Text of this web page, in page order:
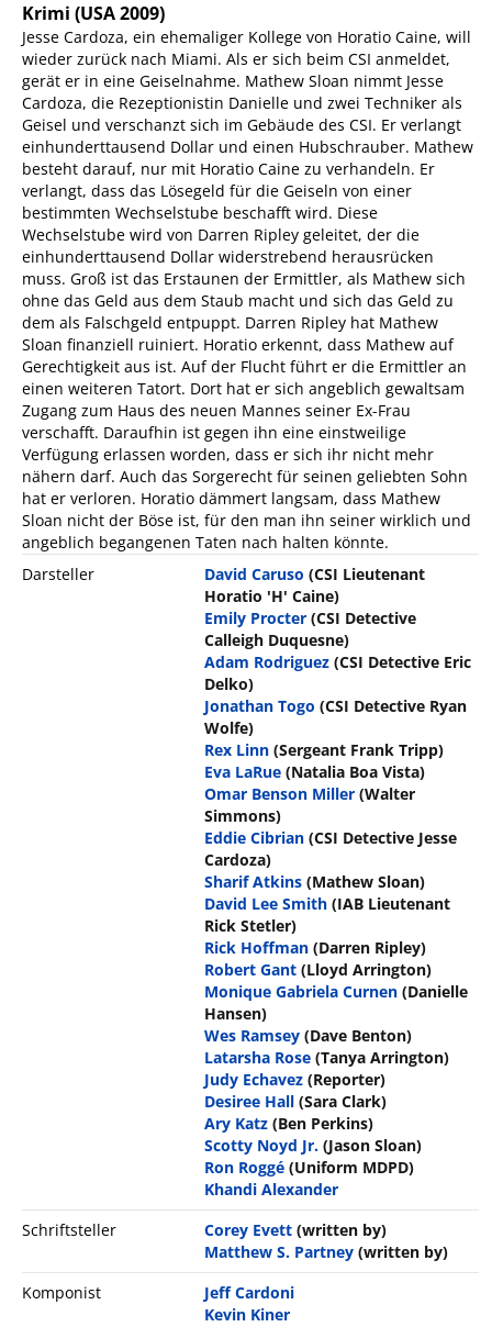
Krimi (USA 2009)
Jesse Cardoza, ein ehemaliger Kollege von Horatio Caine, will
wieder zurück nach Miami. Als er sich beim CSI anmeldet,
gerät er in eine Geiselnahme. Mathew Sloan nimmt Jesse
Cardoza, die Rezeptionistin Danielle und zwei Techniker als
Geisel und verschanzt sich im Gebäude des CSI. Er verlangt
einhunderttausend Dollar und einen Hubschrauber. Mathew
besteht darauf, nur mit Horatio Caine zu verhandeln. Er
verlangt, dass das Lösegeld für die Geiseln von einer
bestimmten Wechselstube beschafft wird. Diese
Wechselstube wird von Darren Ripley geleitet, der die
einhunderttausend Dollar widerstrebend herausrücken
muss. Groß ist das Erstaunen der Ermittler, als Mathew sich
ohne das Geld aus dem Staub macht und sich das Geld zu
dem als Falschgeld entpuppt. Darren Ripley hat Mathew
Sloan finanziell ruiniert. Horatio erkennt, dass Mathew auf
Gerechtigkeit aus ist. Auf der Flucht führt er die Ermittler an
einen weiteren Tatort. Dort hat er sich angeblich gewaltsam
Zugang zum Haus des neuen Mannes seiner Ex-Frau
verschafft. Daraufhin ist gegen ihn eine einstweilige
Verfügung erlassen worden, dass er sich ihr nicht mehr
nähern darf. Auch das Sorgerecht für seinen geliebten Sohn
hat er verloren. Horatio dämmert langsam, dass Mathew
Sloan nicht der Böse ist, für den man ihn seiner wirklich und
angeblich begangenen Taten nach halten könnte.
Darsteller
David Caruso (CSI Lieutenant
Horatio 'H' Caine)
Emily Procter (CSI Detective
Calleigh Duquesne)
Adam Rodriguez (CSI Detective Eric
Delko)
Jonathan Togo (CSI Detective Ryan
Wolfe)
Rex Linn (Sergeant Frank Tripp)
Eva LaRue (Natalia Boa Vista)
Omar Benson Miller (Walter
Simmons)
Eddie Cibrian (CSI Detective Jesse
Cardoza)
Sharif Atkins (Mathew Sloan)
David Lee Smith (IAB Lieutenant
Rick Stetler)
Rick Hoffman (Darren Ripley)
Robert Gant (Lloyd Arrington)
Monique Gabriela Curnen (Danielle
Hansen)
Wes Ramsey (Dave Benton)
Latarsha Rose (Tanya Arrington)
Judy Echavez (Reporter)
Desiree Hall (Sara Clark)
Ary Katz (Ben Perkins)
Scotty Noyd Jr. (Jason Sloan)
Ron Roggé (Uniform MDPD)
Khandi Alexander
Schriftsteller
Corey Evett (written by)
Matthew S. Partney (written by)
Komponist
Jeff Cardoni
Kevin Kiner